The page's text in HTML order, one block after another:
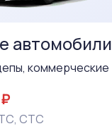
автомобили
коммерческие
СТС